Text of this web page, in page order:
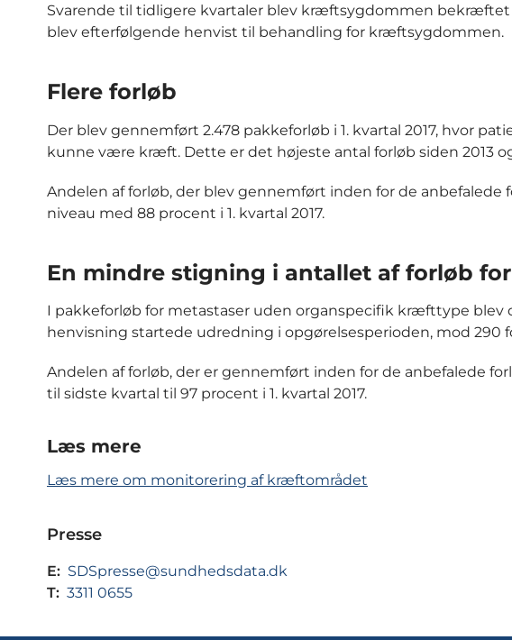
Svarende til tidligere kvartaler blev kræftsygdommen
blev efterfølgende henvist til behandling for kræftsygdommen.
Flere forløb
Der blev gennemført 2.478 pakkeforløb i 1. kvartal 2017, hvor
kunne være kræft. Dette er det højeste antal forløb siden 2013
Andelen af forløb, der blev gennemført inden for de
niveau med 88 procent i 1. kvartal 2017.
En mindre stigning i antallet af forløb
I pakkeforløb for metastaser uden organspecifik kræfttype blev
henvisning startede udredning i opgørelsesperioden, mod 290
Andelen af forløb, der er gennemført inden for de anbefalede
til sidste kvartal til 97 procent i 1. kvartal 2017.
Læs mere
Læs mere om monitorering af kræftområdet
Presse
E: SDSpresse@sundhedsdata.dk
T: 3311 0655